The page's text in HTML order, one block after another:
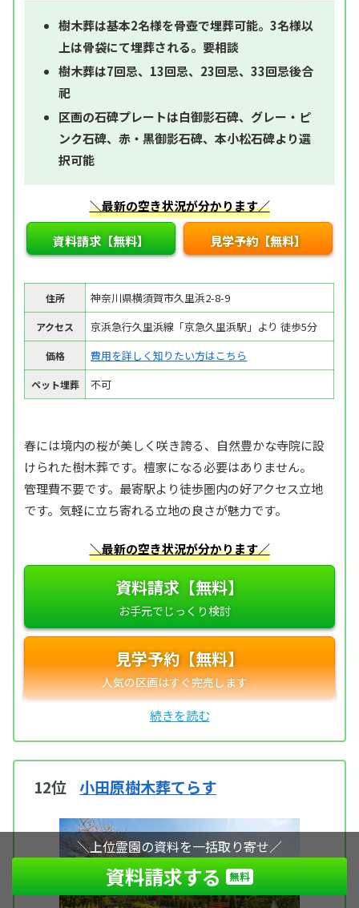
樹木葬は基本2名様を骨壺で埋葬可能。3名様以
上は骨袋にて埋葬される。要相談
樹木葬は7回忌、13回忌、23回忌、33回忌後合
祀
区画の石碑プレートは白御影石碑、グレー・ピ
ンク石碑、赤・黒御影石碑、本小松石碑より選
択可能
＼最新の空き状況が分かります／
資料請求【無料】 見学予約【無料】
住所 神奈川県横須賀市久里浜2-8-9
アクセス 京浜急行久里浜線「京急久里浜駅」より 徒歩5分
価格 費用を詳しく知りたい方はこちら
ペット埋葬 不可
春には境内の桜が美しく咲き誇る、自然豊かな寺院に設
けられた樹木葬です。檀家になる必要はありません。
管理費不要です。最寄駅より徒歩圏内の好アクセス立地
です。気軽に立ち寄れる立地の良さが魅力です。
＼最新の空き状況が分かります／
資料請求【無料】
見学予約【無料】
12位 小田原樹木葬てらす
＼上位霊園の資料を一括取り寄せ／
資料請求する 無料